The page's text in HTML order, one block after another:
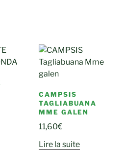
CAMPSIS
TAGLIABUANA
MME GALEN
11,60€
Lire la suite